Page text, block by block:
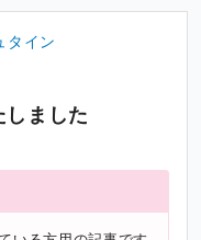
タイン
しました